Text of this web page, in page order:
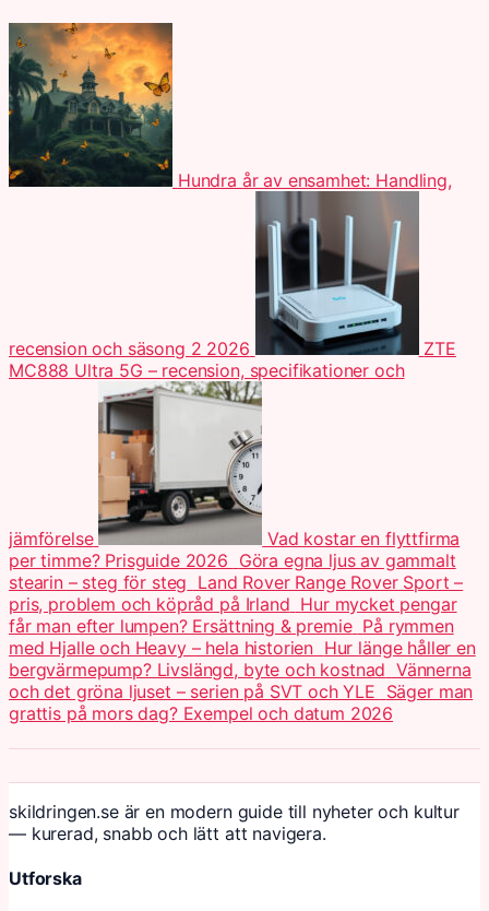
Hundra år av ensamhet: Handling,
recension och säsong 2 2026
ZTE
MC888 Ultra 5G – recension, specifikationer och
jämförelse
Vad kostar en flyttfirma
per timme? Prisguide 2026 Göra egna ljus av gammalt
stearin – steg för steg Land Rover Range Rover Sport –
pris, problem och köpråd på Irland Hur mycket pengar
får man efter lumpen? Ersättning & premie På rymmen
med Hjalle och Heavy – hela historien Hur länge håller en
bergvärmepump? Livslängd, byte och kostnad Vännerna
och det gröna ljuset – serien på SVT och YLE Säger man
grattis på mors dag? Exempel och datum 2026
skildringen.se är en modern guide till nyheter och kultur
— kurerad, snabb och lätt att navigera.
Utforska